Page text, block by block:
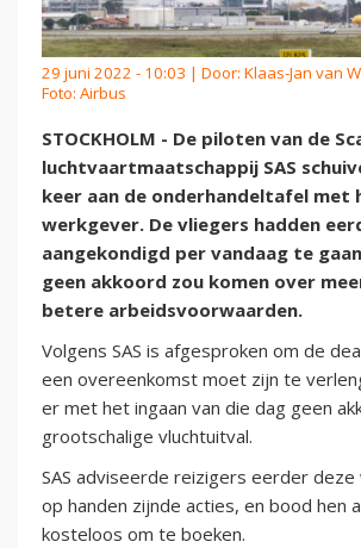
29 juni 2022 - 10:03 | Door: Klaas-Jan van
Foto: Airbus
STOCKHOLM - De piloten van de
luchtvaartmaatschappij SAS
keer aan de onderhandeltafel met
werkgever. De vliegers hadden
aangekondigd per vandaag te
geen akkoord zou komen over
betere arbeidsvoorwaarden.
Volgens SAS is afgesproken om de
een overeenkomst moet zijn te
er met het ingaan van die dag geen
grootschalige vluchtuitval.
SAS adviseerde reizigers eerder
op handen zijnde acties, en bood hen
kosteloos om te boeken.